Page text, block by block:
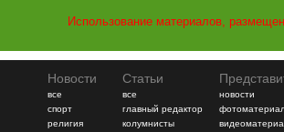
Использование материалов,
Новости
все
спорт
религия
Статьи
все
главный редактор
колумнисты
новости